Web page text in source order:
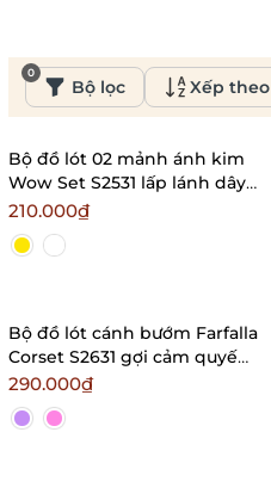
Bộ lọc
0
Xếp theo
Bộ đồ lót 02 mảnh ánh kim
Wow Set S2531 lấp lánh dây
cột gợi cảm Bralettehousevn
210.000₫
Bộ đồ lót cánh bướm Farfalla
Corset S2631 gợi cảm quyến
rũ cuốn hút nữ tính
Bralettehousevn
290.000₫